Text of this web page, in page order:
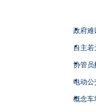
政府难
自主
协管员
电动
概念车